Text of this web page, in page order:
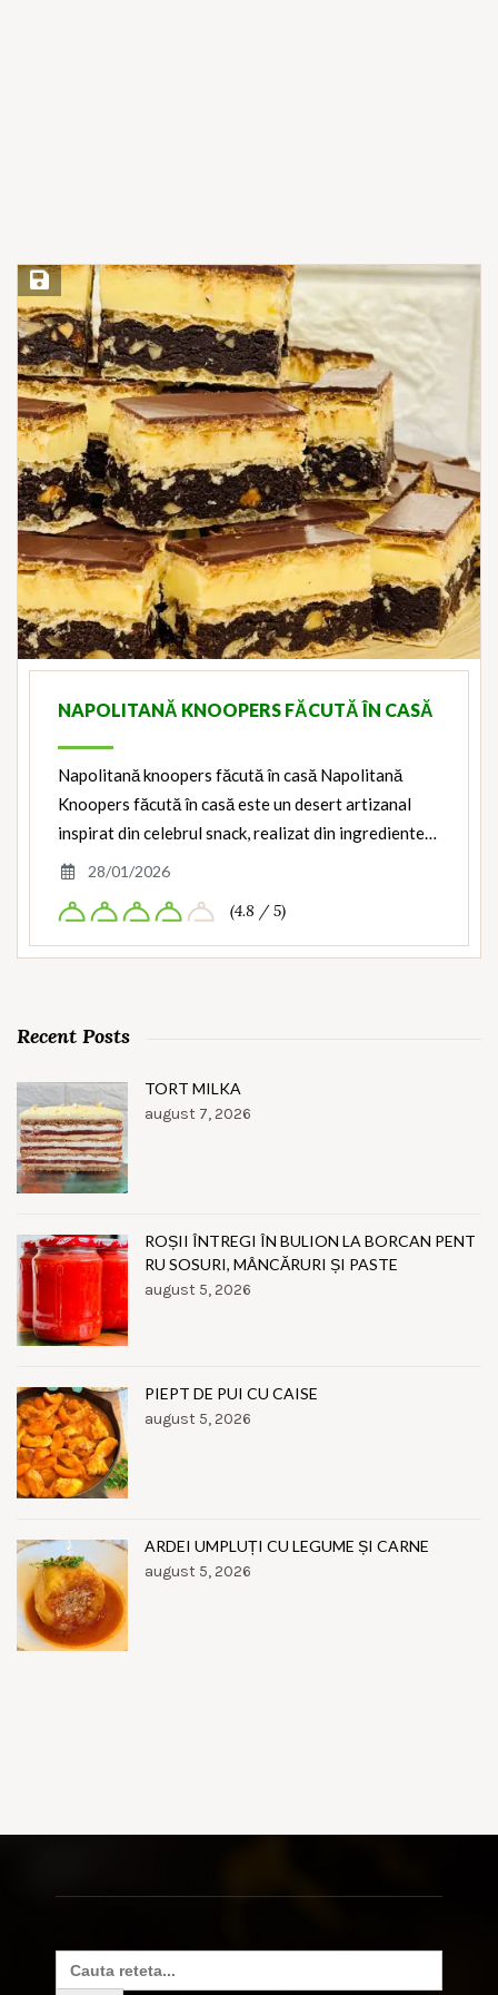
Save Recipe
NAPOLITANĂ KNOOPERS FĂCUTĂ ÎN CASĂ
Napolitană knoopers făcută în casă Napolitană
Knoopers făcută în casă este un desert artizanal
inspirat din celebrul snack, realizat din ingrediente…
28/01/2026
(4.8 / 5)
Recent Posts
TORT MILKA
august 7, 2026
ROȘII ÎNTREGI ÎN BULION LA BORCAN PENT
RU SOSURI, MÂNCĂRURI ȘI PASTE
august 5, 2026
PIEPT DE PUI CU CAISE
august 5, 2026
ARDEI UMPLUȚI CU LEGUME ȘI CARNE
august 5, 2026
Search
for: